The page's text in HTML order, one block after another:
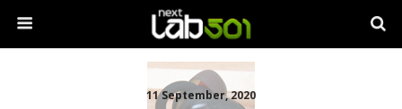
11 September, 2020